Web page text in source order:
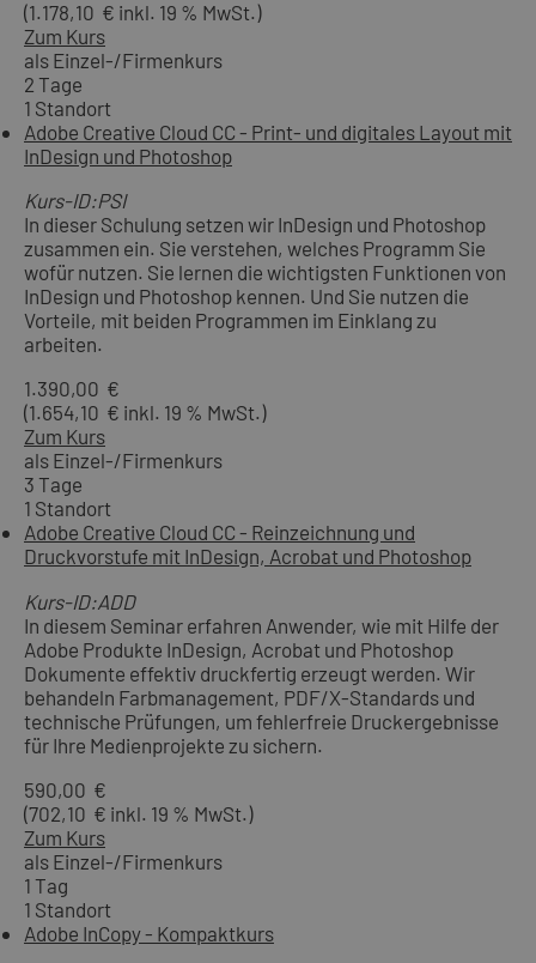
(1.178,10 € inkl. 19 % MwSt.)
Zum Kurs
als Einzel-/Firmenkurs
2 Tage
1 Standort
Adobe Creative Cloud CC - Print- und digitales Layout mit
InDesign und Photoshop
Kurs-ID:PSI
In dieser Schulung setzen wir InDesign und Photoshop
zusammen ein. Sie verstehen, welches Programm Sie
wofür nutzen. Sie lernen die wichtigsten Funktionen von
InDesign und Photoshop kennen. Und Sie nutzen die
Vorteile, mit beiden Programmen im Einklang zu
arbeiten.
1.390,00 €
(1.654,10 € inkl. 19 % MwSt.)
Zum Kurs
als Einzel-/Firmenkurs
3 Tage
1 Standort
Adobe Creative Cloud CC - Reinzeichnung und
Druckvorstufe mit InDesign, Acrobat und Photoshop
Kurs-ID:ADD
In diesem Seminar erfahren Anwender, wie mit Hilfe der
Adobe Produkte InDesign, Acrobat und Photoshop
Dokumente effektiv druckfertig erzeugt werden. Wir
behandeln Farbmanagement, PDF/X-Standards und
technische Prüfungen, um fehlerfreie Druckergebnisse
für Ihre Medienprojekte zu sichern.
590,00 €
(702,10 € inkl. 19 % MwSt.)
Zum Kurs
als Einzel-/Firmenkurs
1 Tag
1 Standort
Adobe InCopy - Kompaktkurs